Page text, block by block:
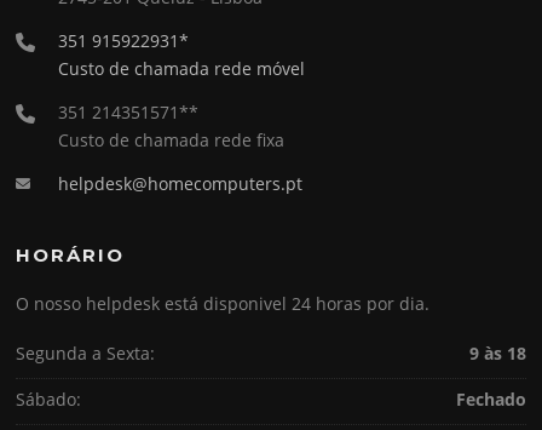
351 915922931*
Custo de chamada rede móvel
351 214351571**
Custo de chamada rede fixa
helpdesk@homecomputers.pt
HORÁRIO
O nosso helpdesk está disponivel 24 horas por dia.
Segunda a Sexta:
9 às 18
Sábado:
Fechado